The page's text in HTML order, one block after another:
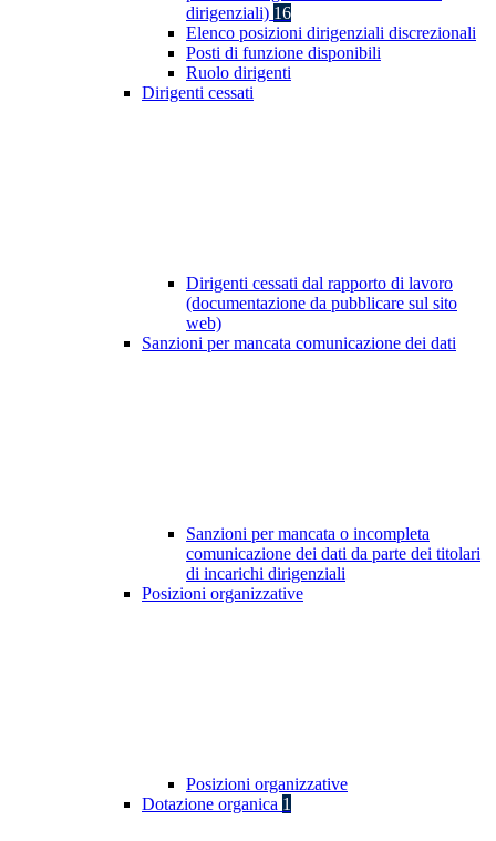
dirigenziali) 16
Elenco posizioni dirigenziali discrezionali
Posti di funzione disponibili
Ruolo dirigenti
Dirigenti cessati
Dirigenti cessati dal rapporto di lavoro
(documentazione da pubblicare sul sito
web)
Sanzioni per mancata comunicazione dei dati
Sanzioni per mancata o incompleta
comunicazione dei dati da parte dei titolari
di incarichi dirigenziali
Posizioni organizzative
Posizioni organizzative
Dotazione organica 1